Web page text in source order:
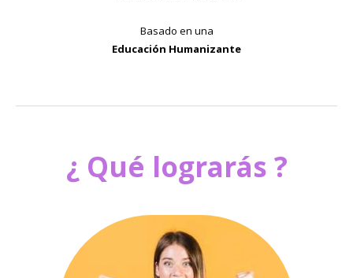
Basado en una
Educación Humanizante
¿ Qué lograrás ?